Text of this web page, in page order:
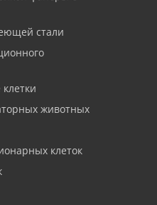
стали
животных
клеток